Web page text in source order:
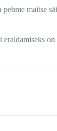
pehme maitse
on